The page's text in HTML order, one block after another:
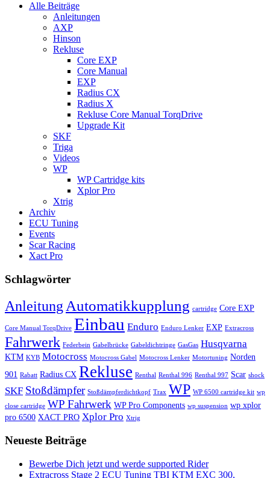
Alle Beiträge
Anleitungen
AXP
Hinson
Rekluse
Core EXP
Core Manual
EXP
Radius CX
Radius X
Rekluse Core Manual TorqDrive
Upgrade Kit
SKF
Triga
Videos
WP
WP Cartridge kits
Xplor Pro
Xtrig
Archiv
ECU Tuning
Events
Scar Racing
Xact Pro
Schlagwörter
Anleitung Automatikkupplung cartridge Core EXP
Core Manual TorqDrive Einbau Enduro Enduro Lenker EXP Extracross
Fahrwerk Federbein Gabelbrücke Gabeldichtringe GasGas Husqvarna
KTM KYB Motocross Motocross Gabel Motocross Lenker Motortuning Norden
901 Rabatt Radius CX Rekluse Renthal Renthal 996 Renthal 997 Scar shock
SKF Stoßdämpfer Stoßdämpferdichtkopf Trax WP WP 6500 cartridge kit wp
close cartridge WP Fahrwerk WP Pro Components wp suspension wp xplor
pro 6500 XACT PRO Xplor Pro Xtrig
Neueste Beiträge
Bewerbe Dich jetzt und werde supported Rider
Extracross Stage 2 ECU Tuning TBI KTM EXC 300,